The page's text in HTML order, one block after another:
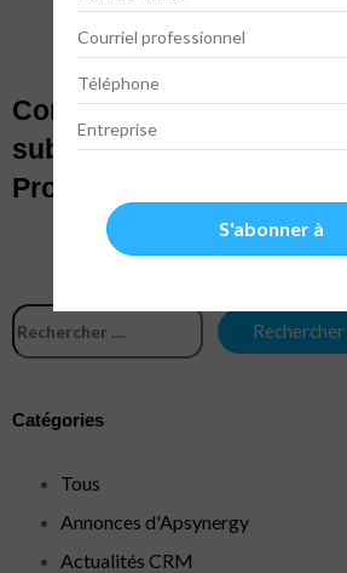
Comment fonctionnent
subventions - Fonds
Profit Cloud)
Catégories
Tous
Annonces d'Apsynergy
Actualités CRM